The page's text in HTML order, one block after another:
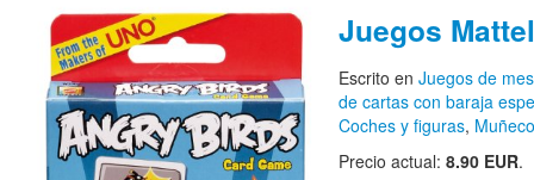
Juegos
Escrito en Juegos de
de cartas con baraja
Coches y figuras,
Precio actual: 8.90 EUR.